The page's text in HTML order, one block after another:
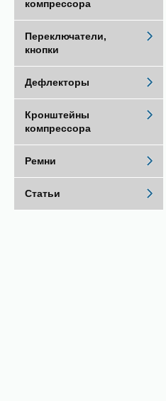
компрессора
Переключатели,
кнопки
Дефлекторы
Кронштейны
компрессора
Ремни
Статьи